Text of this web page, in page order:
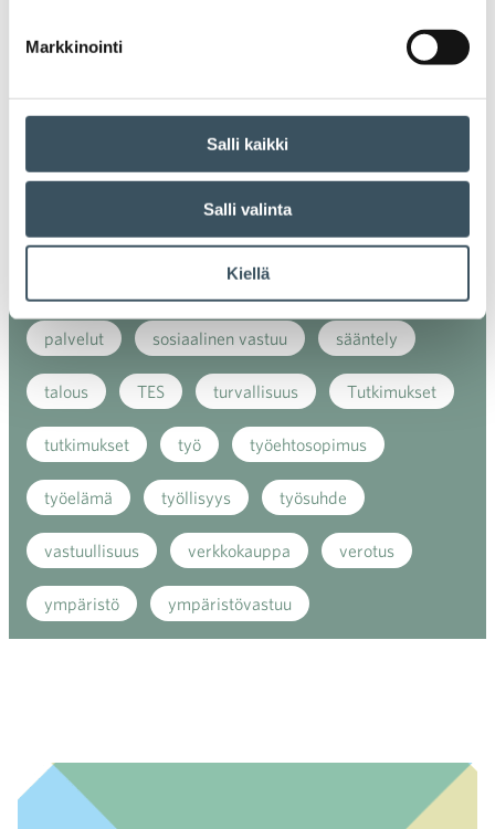
Markkinointi
Salli kaikki
Salli valinta
Kiellä
kuluttaja kuluttajat kuluttajien luottamus
luottamusindikaattori myynti
nuoret
palvelut sosiaalinen vastuu sääntely
talous TES turvallisuus Tutkimukset
tutkimukset työ työehtosopimus
työelämä työllisyys työsuhde
vastuullisuus verkkokauppa verotus
ympäristö ympäristövastuu